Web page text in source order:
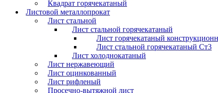
Квадрат горячекатаный
Листовой металлопрокат
Лист стальной
Лист стальной горячекатаный
Лист горячекатаный
Лист стальной горячекатаный Ст3
Лист холоднокатаный
Лист нержавеющий
Лист оцинкованный
Лист рифленый
Просечно-вытяжной лист